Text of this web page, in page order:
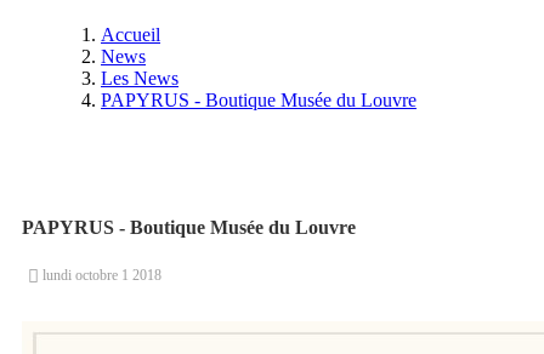
Accueil
News
Les News
PAPYRUS - Boutique Musée du Louvre
PAPYRUS - Boutique Musée du Louvre
 lundi octobre 1 2018